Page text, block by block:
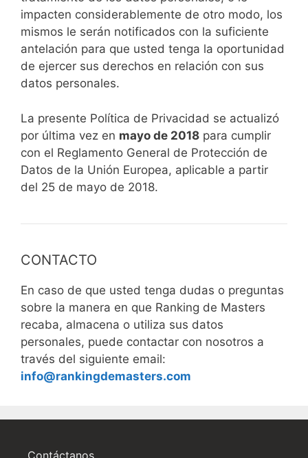
impacten considerablemente de otro modo, los
mismos le serán notificados con la suficiente
antelación para que usted tenga la oportunidad
de ejercer sus derechos en relación con sus
datos personales.
La presente Política de Privacidad se actualizó
por última vez en mayo de 2018 para cumplir
con el Reglamento General de Protección de
Datos de la Unión Europea, aplicable a partir
del 25 de mayo de 2018.
CONTACTO
En caso de que usted tenga dudas o preguntas
sobre la manera en que Ranking de Masters
recaba, almacena o utiliza sus datos
personales, puede contactar con nosotros a
través del siguiente email:
info@rankingdemasters.com
Contáctanos